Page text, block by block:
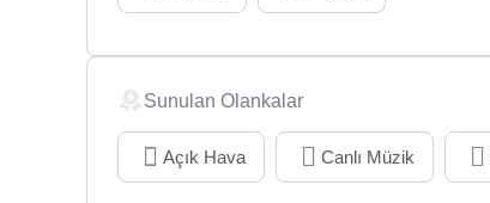
Sunulan Olankalar
Açık Hava Canlı Müzik